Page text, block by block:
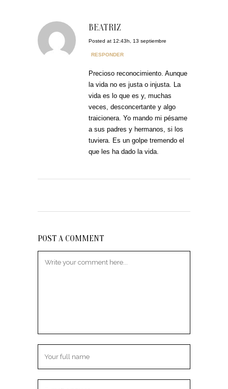
BEATRIZ
Posted at 12:43h, 13 septiembre
RESPONDER
Precioso reconocimiento. Aunque
la vida no es justa o injusta. La
vida es lo que es y, muchas
veces, desconcertante y algo
traicionera. Yo mando mi pésame
a sus padres y hermanos, si los
tuviera. Es un golpe tremendo el
que les ha dado la vida.
POST A COMMENT